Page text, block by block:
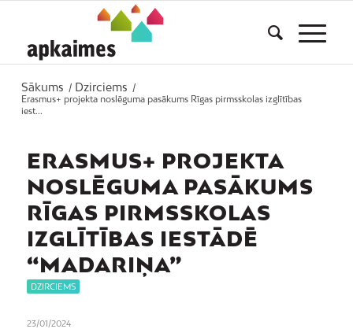
Sākums / Dzirciems
/
Erasmus+ projekta noslēguma pasākums Rīgas pirmsskolas izglītības
iest...
ERASMUS+ PROJEKTA
NOSLĒGUMA PASĀKUMS
RĪGAS PIRMSSKOLAS
IZGLĪTĪBAS IESTĀDĒ
“MADARIŅA”
DZIRCIEMS
23/01/2024